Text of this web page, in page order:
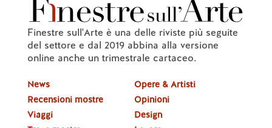
Finestre sull'Arte è una delle riviste più seguite
del settore e dal 2019 abbina alla versione
online anche un trimestrale cartaceo.
News
Recensioni mostre
Viaggi
Opere & Artisti
Opinioni
Design